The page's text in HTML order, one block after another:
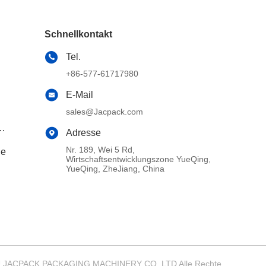
Schnellkontakt
Tel.
+86-577-61717980
E-Mail
sales@Jacpack.com
Adresse
Nr. 189, Wei 5 Rd,
Wirtschaftsentwicklungszone YueQing,
YueQing, ZheJiang, China
PACKAGING MACHINERY CO.,LTD Alle Rechte